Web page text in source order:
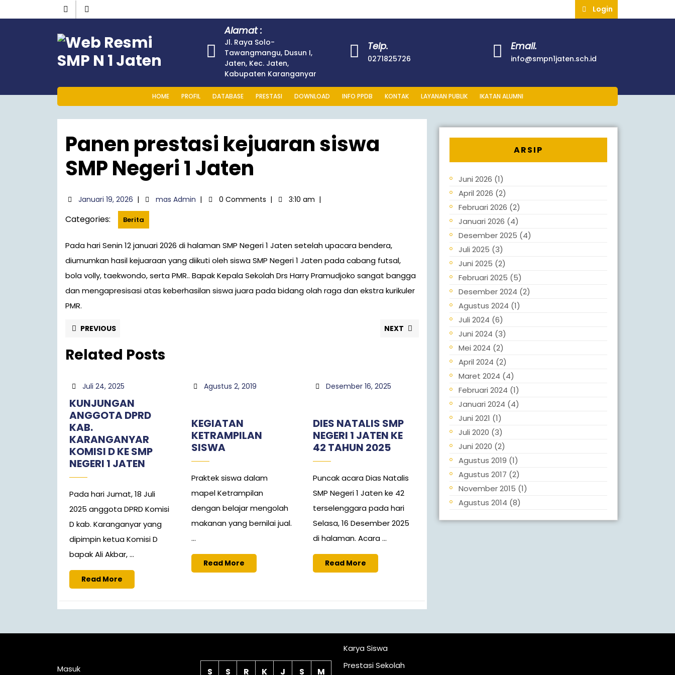
Login
Alamat :
Jl. Raya Solo-
Tawangmangu, Dusun I,
Jaten, Kec. Jaten,
Kabupaten Karanganyar
Telp.
0271825726
Email.
info@smpn1jaten.sch.id
HOME PROFIL DATABASE PRESTASI DOWNLOAD INFO PPDB KONTAK LAYANAN PUBLIK IKATAN ALUMNI
Panen prestasi kejuaran siswa
SMP Negeri 1 Jaten
Januari 19, 2026 | mas Admin | 0 Comments | 3:10 am |
Categories: Berita
Pada hari Senin 12 januari 2026 di halaman SMP Negeri 1 Jaten setelah upacara bendera,
diumumkan hasil kejuaraan yang diikuti oleh siswa SMP Negeri 1 Jaten pada cabang futsal,
bola volly, taekwondo, serta PMR.. Bapak Kepala Sekolah Drs Harry Pramudjoko sangat bangga
dan mengapresisasi atas keberhasilan siswa juara pada bidang olah raga dan ekstra kurikuler
PMR.
PREVIOUS NEXT
Related Posts
Juli 24, 2025
KUNJUNGAN
ANGGOTA DPRD
KAB.
KARANGANYAR
KOMISI D KE SMP
NEGERI 1 JATEN
Pada hari Jumat, 18 Juli
2025 anggota DPRD Komisi
D kab. Karanganyar yang
dipimpin ketua Komisi D
bapak Ali Akbar, ...
Read More
Agustus 2, 2019
KEGIATAN
KETRAMPILAN
SISWA
Praktek siswa dalam
mapel Ketrampilan
dengan belajar mengolah
makanan yang bernilai jual.
...
Read More
Desember 16, 2025
DIES NATALIS SMP
NEGERI 1 JATEN KE
42 TAHUN 2025
Puncak acara Dias Natalis
SMP Negeri 1 Jaten ke 42
terselenggara pada hari
Selasa, 16 Desember 2025
di halaman. Acara ...
Read More
ARSIP
Juni 2026 (1)
April 2026 (2)
Februari 2026 (2)
Januari 2026 (4)
Desember 2025 (4)
Juli 2025 (3)
Juni 2025 (2)
Februari 2025 (5)
Desember 2024 (2)
Agustus 2024 (1)
Juli 2024 (6)
Juni 2024 (3)
Mei 2024 (2)
April 2024 (2)
Maret 2024 (4)
Februari 2024 (1)
Januari 2024 (4)
Juni 2021 (1)
Juli 2020 (3)
Juni 2020 (2)
Agustus 2019 (1)
Agustus 2017 (2)
November 2015 (1)
Agustus 2014 (8)
Masuk S S R K J S M
Karya Siswa
Prestasi Sekolah